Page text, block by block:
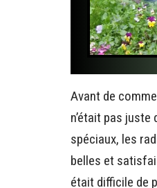
Avant de
n’était pas
spéciaux, les
belles et
était difficile de